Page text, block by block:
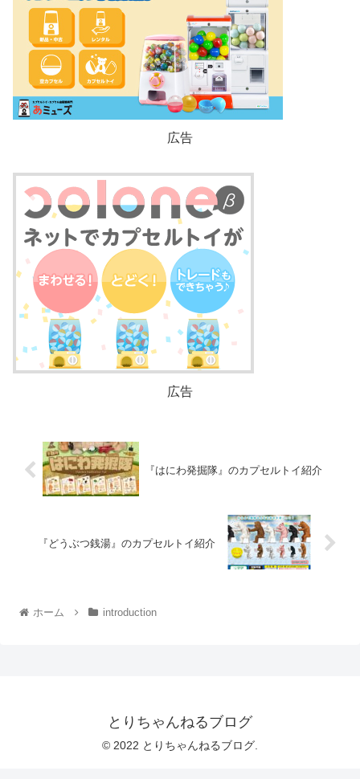
広告
広告
『はにわ発掘隊』のカプセルトイ紹介
『どうぶつ銭湯』のカプセルトイ紹介
ホーム introduction
とりちゃんねるブログ
© 2022 とりちゃんねるブログ.